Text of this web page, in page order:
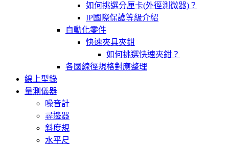
如何挑選分厘卡(外徑測微器)？
IP國際保護等級介紹
自動化零件
快速夾具夾鉗
如何挑選快速夾鉗？
各國線徑規格對應整理
線上型錄
量測儀器
噪音計
尋邊器
斜度規
水平尺